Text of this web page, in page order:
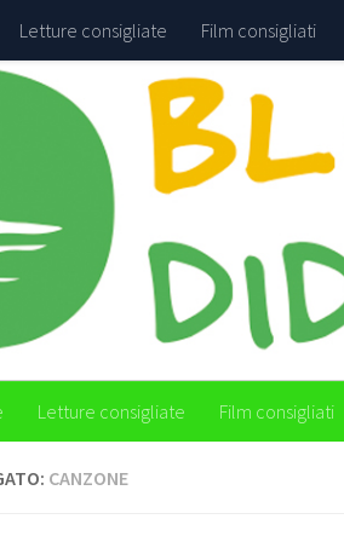
Letture consigliate Film consigliati
Letture consigliate Film consigliati
CANZONE